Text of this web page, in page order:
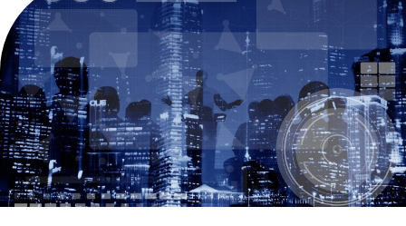
CAM Santiago
Unidades de Servicios